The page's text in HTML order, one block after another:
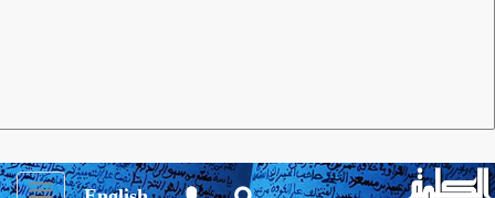
Toggle
"ليلة شعر" تناقش حالة الشعر في